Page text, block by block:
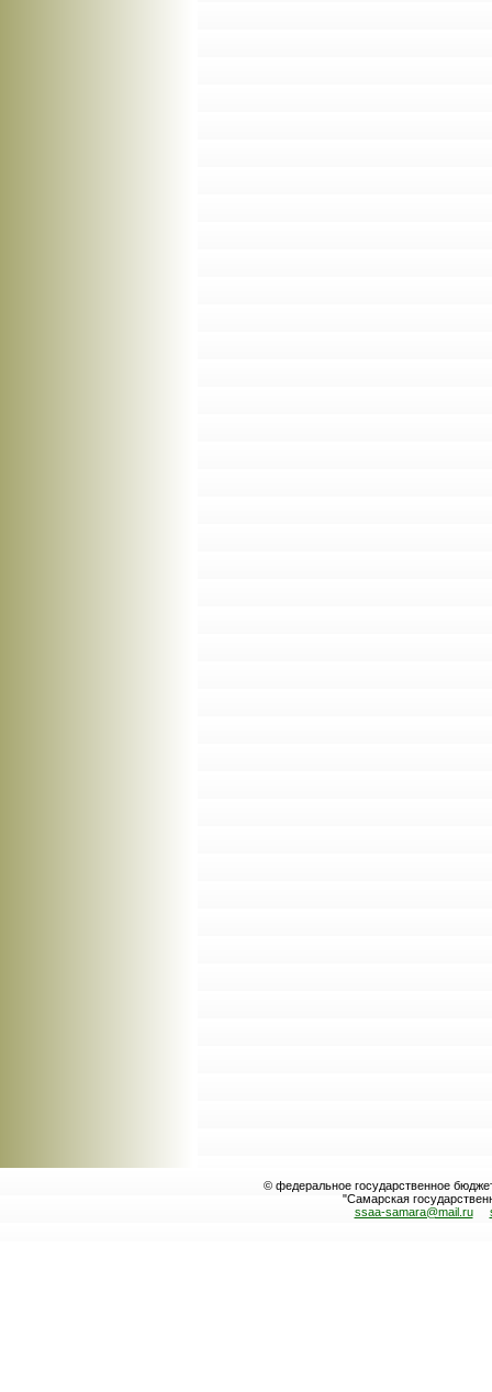
© федеральное государственное
"Самарская
ssaa-samara@mail.ru